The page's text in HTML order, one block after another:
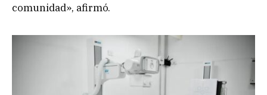
comunidad», afirmó.